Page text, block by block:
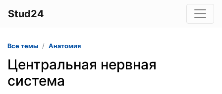
Stud24
Все темы Анатомия
Центральная нервная
система